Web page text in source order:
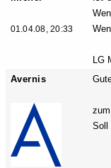
01.04.08, 20:33
LG
Avernis
Soll